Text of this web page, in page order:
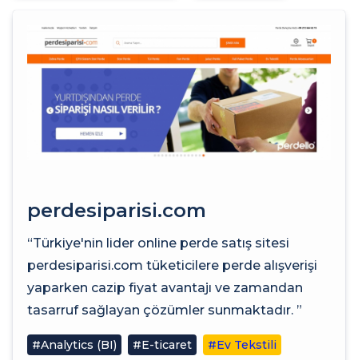
perdesiparisi.com
“Türkiye'nin lider online perde satış sitesi
perdesiparisi.com tüketicilere perde alışverişi
yaparken cazip fiyat avantajı ve zamandan
tasarruf sağlayan çözümler sunmaktadır. ”
#Analytics (BI) #E-ticaret
#Ev Tekstili